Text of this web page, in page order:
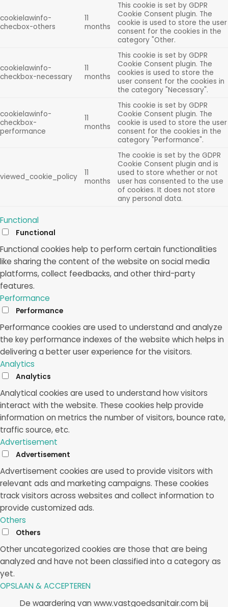
cookielawinfo-
checbox-others
11
months
This cookie is set by GDPR
Cookie Consent plugin. The
cookie is used to store the user
consent for the cookies in the
category "Other.
cookielawinfo-
checkbox-necessary
11
months
This cookie is set by GDPR
Cookie Consent plugin. The
cookies is used to store the
user consent for the cookies in
the category "Necessary".
cookielawinfo-
checkbox-
performance
11
months
This cookie is set by GDPR
Cookie Consent plugin. The
cookie is used to store the user
consent for the cookies in the
category "Performance".
viewed_cookie_policy
11
months
The cookie is set by the GDPR
Cookie Consent plugin and is
used to store whether or not
user has consented to the use
of cookies. It does not store
any personal data.
Functional
Functional
Functional cookies help to perform certain functionalities
like sharing the content of the website on social media
platforms, collect feedbacks, and other third-party
features.
Performance
Performance
Performance cookies are used to understand and analyze
the key performance indexes of the website which helps in
delivering a better user experience for the visitors.
Analytics
Analytics
Analytical cookies are used to understand how visitors
interact with the website. These cookies help provide
information on metrics the number of visitors, bounce rate,
traffic source, etc.
Advertisement
Advertisement
Advertisement cookies are used to provide visitors with
relevant ads and marketing campaigns. These cookies
track visitors across websites and collect information to
provide customized ads.
Others
Others
Other uncategorized cookies are those that are being
analyzed and have not been classified into a category as
yet.
OPSLAAN & ACCEPTEREN
De waardering van www.vastgoedsanitair.com bij